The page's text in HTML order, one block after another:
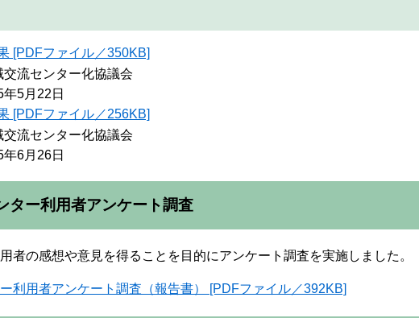
[PDFファイル／350KB]
流センター化協議会
5月22日​
[PDFファイル／256KB]
流センター化協議会
6月26日​
ター利用者アンケート調査
者の感想や意見を得ることを目的にアンケート調査を実施しました。
利用者アンケート調査（報告書） [PDFファイル／392KB]